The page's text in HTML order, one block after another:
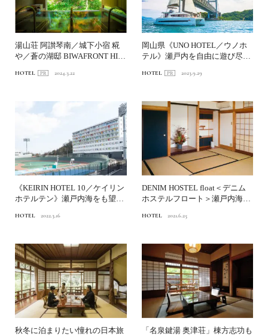
湯山荘 阿讃琴南／城下小宿 糀
や／蒼の湖邸 BIWAFRONT HIK
HOTEL 2024.3.22
岡山県《UNO HOTEL／ウノホ
テル》瀬戸内を自由に遊び尽く
HOTEL 2023.9.29
《KEIRIN HOTEL 10／ケイリン
ホテルテン》瀬戸内海をも望
HOTEL 2022.3.16
DENIM HOSTEL float＜デニム
ホステルフロート＞瀬戸内海の
HOTEL 2021.6.25
秋冬に泊まりたい憧れの日本旅
「名泉鍵湯 奥津荘」棟方志功も